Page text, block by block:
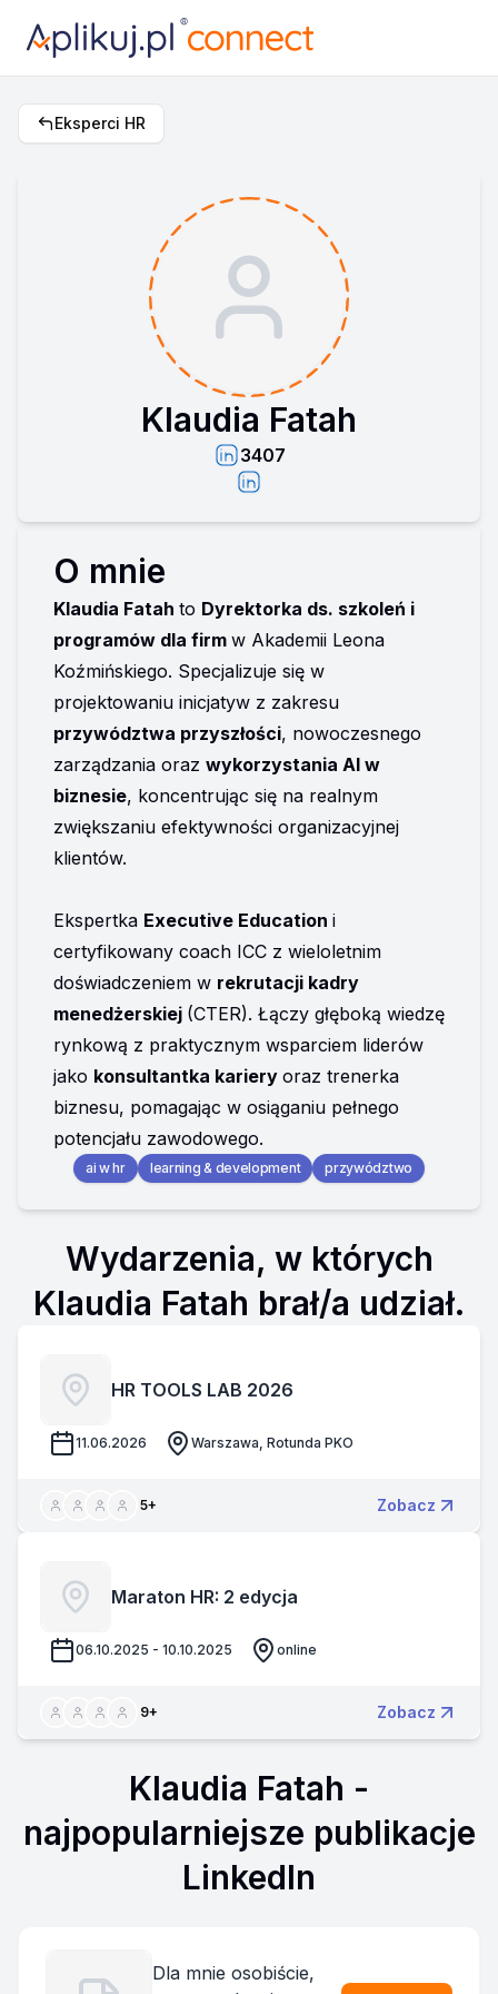
Eksperci HR
Klaudia Fatah
3407
O mnie
Klaudia Fatah to Dyrektorka ds. szkoleń i
programów dla firm w Akademii Leona
Koźmińskiego. Specjalizuje się w
przywództwa przyszłości, nowoczesnego
zarządzania oraz wykorzystania AI w
biznesie, koncentrując się na realnym
zwiększaniu efektywności organizacyjnej
klientów.
Ekspertka Executive Education i
certyfikowany coach ICC z wieloletnim
doświadczeniem w rekrutacji kadry
menedżerskiej (CTER). Łączy głęboką wiedzę
rynkową z praktycznym wsparciem liderów
jako konsultantka kariery oraz trenerka
biznesu, pomagając w osiąganiu pełnego
potencjału zawodowego.
ai w hr learning & development przywództwo
Wydarzenia, w których
Klaudia Fatah brał/a udział.
HR TOOLS LAB 2026
11.06.2026 Warszawa, Rotunda PKO
5+ Zobacz
Maraton HR: 2 edycja
06.10.2025 - 10.10.2025 online
9+ Zobacz
Klaudia Fatah -
najpopularniejsze publikacje
LinkedIn
Dla mnie osobiście,